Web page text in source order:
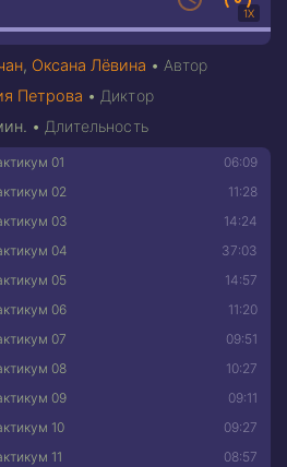
1X
, Оксана Лёвина • Автор
Петрова •Диктор
•Длительность
06:09
01
11:28
02
14:24
03
37:03
04
14:57
05
11:20
06
09:51
07
10:27
08
09:11
09
09:27
10
08:57
11